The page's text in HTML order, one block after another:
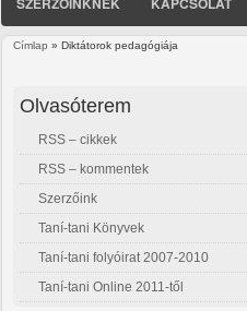
Címlap » Diktátorok pedagógiája
Olvasóterem
RSS – cikkek
RSS – kommentek
Szerzőink
Taní-tani Könyvek
Taní-tani folyóirat 2007-2010
Taní-tani Online 2011-től